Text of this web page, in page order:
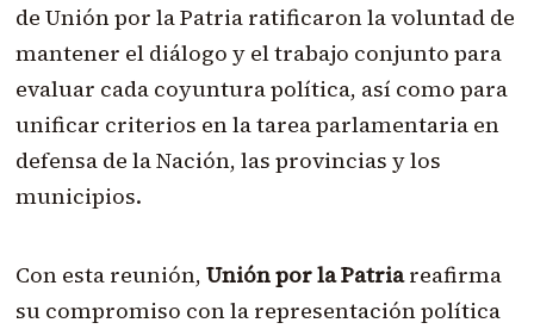
de Unión por la Patria ratificaron la voluntad de
mantener el diálogo y el trabajo conjunto para
evaluar cada coyuntura política, así como para
unificar criterios en la tarea parlamentaria en
defensa de la Nación, las provincias y los
municipios.
Con esta reunión, Unión por la Patriareafirma
su compromiso con la representación política